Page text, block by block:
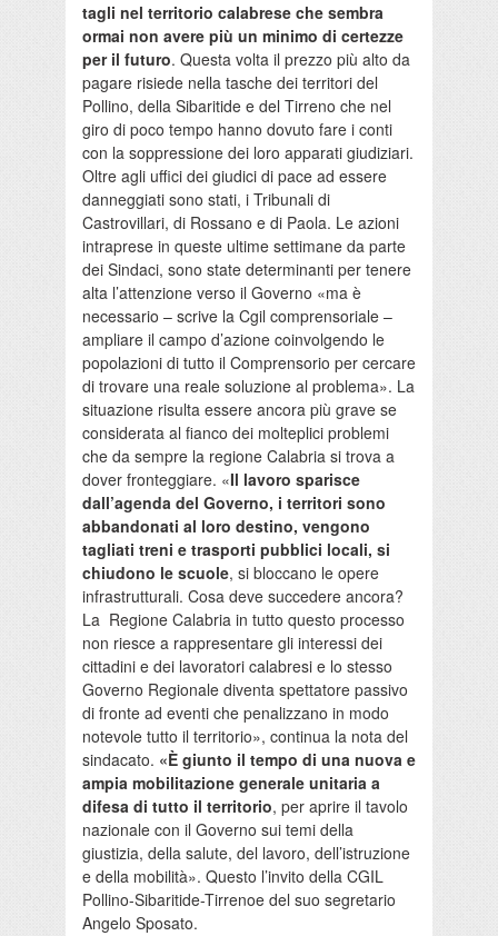
tagli nel territorio calabrese che sembra
ormai non avere più un minimo di certezze
per il futuro. Questa volta il prezzo più alto da
pagare risiede nella tasche dei territori del
Pollino, della Sibaritide e del Tirreno che nel
giro di poco tempo hanno dovuto fare i conti
con la soppressione dei loro apparati giudiziari.
Oltre agli uffici dei giudici di pace ad essere
danneggiati sono stati, i Tribunali di
Castrovillari, di Rossano e di Paola. Le azioni
intraprese in queste ultime settimane da parte
dei Sindaci, sono state determinanti per tenere
alta l’attenzione verso il Governo «ma è
necessario – scrive la Cgil comprensoriale –
ampliare il campo d’azione coinvolgendo le
popolazioni di tutto il Comprensorio per cercare
di trovare una reale soluzione al problema». La
situazione risulta essere ancora più grave se
considerata al fianco dei molteplici problemi
che da sempre la regione Calabria si trova a
dover fronteggiare. «Il lavoro sparisce
dall’agenda del Governo, i territori sono
abbandonati al loro destino, vengono
tagliati treni e trasporti pubblici locali, si
chiudono le scuole, si bloccano le opere
infrastrutturali. Cosa deve succedere ancora?
La Regione Calabria in tutto questo processo
non riesce a rappresentare gli interessi dei
cittadini e dei lavoratori calabresi e lo stesso
Governo Regionale diventa spettatore passivo
di fronte ad eventi che penalizzano in modo
notevole tutto il territorio», continua la nota del
sindacato. «È giunto il tempo di una nuova e
ampia mobilitazione generale unitaria a
difesa di tutto il territorio, per aprire il tavolo
nazionale con il Governo sui temi della
giustizia, della salute, del lavoro, dell’istruzione
e della mobilità». Questo l’invito della CGIL
Pollino-Sibaritide-Tirrenoe del suo segretario
Angelo Sposato.